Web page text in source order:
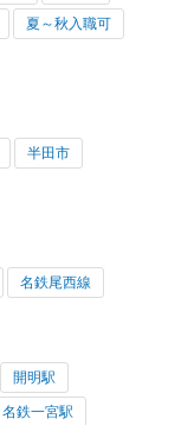
夏～秋入職可
半田市
名鉄尾西線
開明駅
名鉄一宮駅